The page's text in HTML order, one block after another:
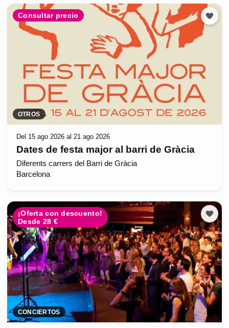
Consultar precio
OTROS
Del 15 ago 2026 al 21 ago 2026
Dates de festa major al barri de Gràcia
Diferents carrers del Barri de Gràcia
Barcelona
¡Oferta con descuento!
Desde 28 €
CONCIERTOS